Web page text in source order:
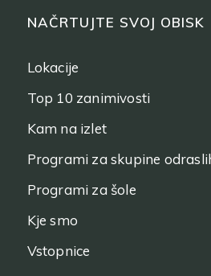
NAČRTUJTE SVOJ OBISK
Lokacije
Top 10 zanimivosti
Kam na izlet
Programi za skupine
Programi za šole
Kje smo
Vstopnice